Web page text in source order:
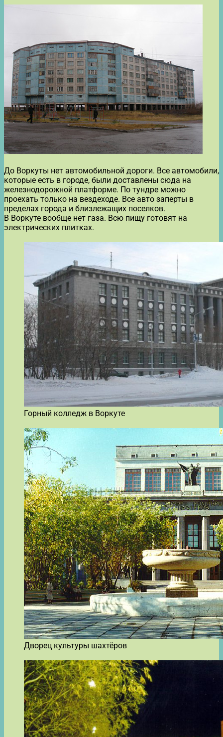
До Воркуты нет автомобильной дороги. Все автомобили,
которые есть в городе, были доставлены сюда на
железнодорожной платформе. По тундре можно
проехать только на вездеходе. Все авто заперты в
пределах города и близлежащих поселков.
В Воркуте вообще нет газа. Всю пищу готовят на
электрических плитках.
Горный колледж в Воркуте
Дворец культуры шахтёров